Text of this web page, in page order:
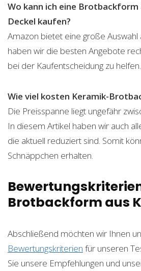
Wo kann ich eine
Deckel kaufen?
Amazon bietet eine große Auswahl
haben wir die besten Angebote
bei der Kaufentscheidung zu helfen.
Wie viel kosten Keramik-
Die Preisspanne liegt ungefähr
In diesem Artikel haben wir auch
die aktuell reduziert sind. Somit
Schnäppchen erhalten.
Brotbackform aus
Abschließend möchten wir Ihnen
Bewertungskriterien für unseren
Sie unsere Empfehlungen und